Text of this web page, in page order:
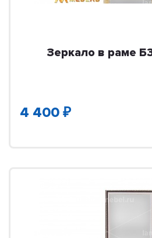
Зеркало в раме
4 400 ₽